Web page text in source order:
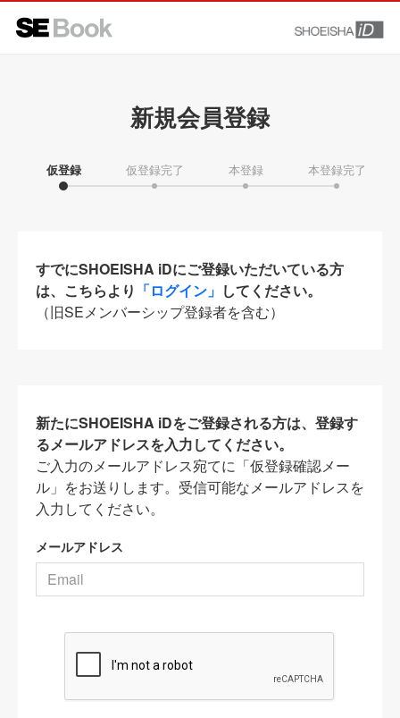
新規会員登録
仮登録 仮登録完了 本登録 本登録完了
すでにSHOEISHA iDにご登録いただいている方
は、こちらより 「ログイン」 してください。
（旧SEメンバーシップ登録者を含む）
新たにSHOEISHA iDをご登録される方は、登録す
るメールアドレスを入力してください。
ご入力のメールアドレス宛てに「仮登録確認メー
ル」をお送りします。受信可能なメールアドレスを
入力してください。
メールアドレス